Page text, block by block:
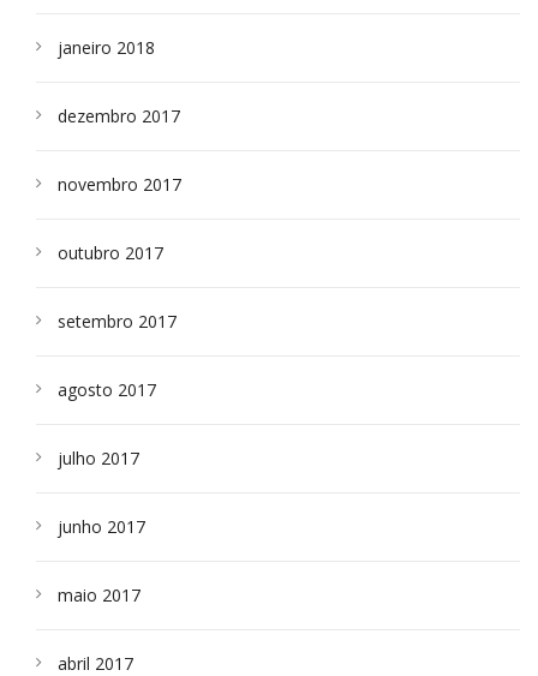
janeiro 2018
dezembro 2017
novembro 2017
outubro 2017
setembro 2017
agosto 2017
julho 2017
junho 2017
maio 2017
abril 2017